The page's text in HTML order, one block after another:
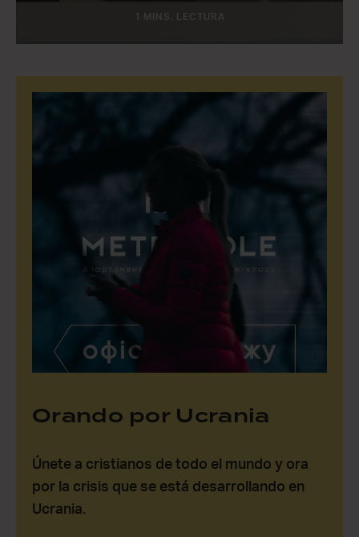
1 MINS. LECTURA
Orando por Ucrania
Únete a cristianos de todo el mundo y ora
por la crisis que se está desarrollando en
Ucrania.